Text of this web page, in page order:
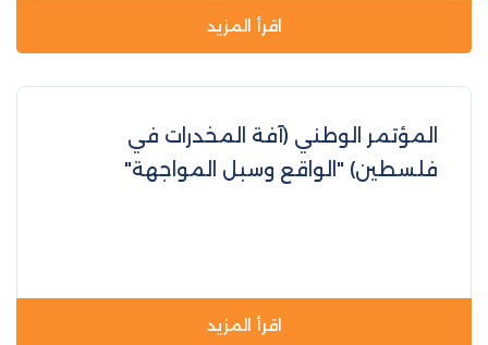
اقرأ المزيد
المؤتمر الوطني (آفة المخدرات في
فلسطين) "الواقع وسبل المواجهة"
اقرأ المزيد